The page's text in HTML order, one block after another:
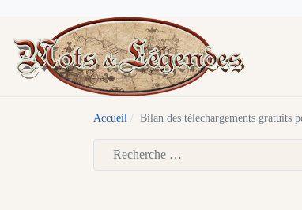
Accueil Bilan des téléchargements gratuits